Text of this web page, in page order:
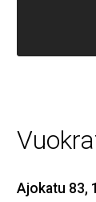
Ajokatu 83,